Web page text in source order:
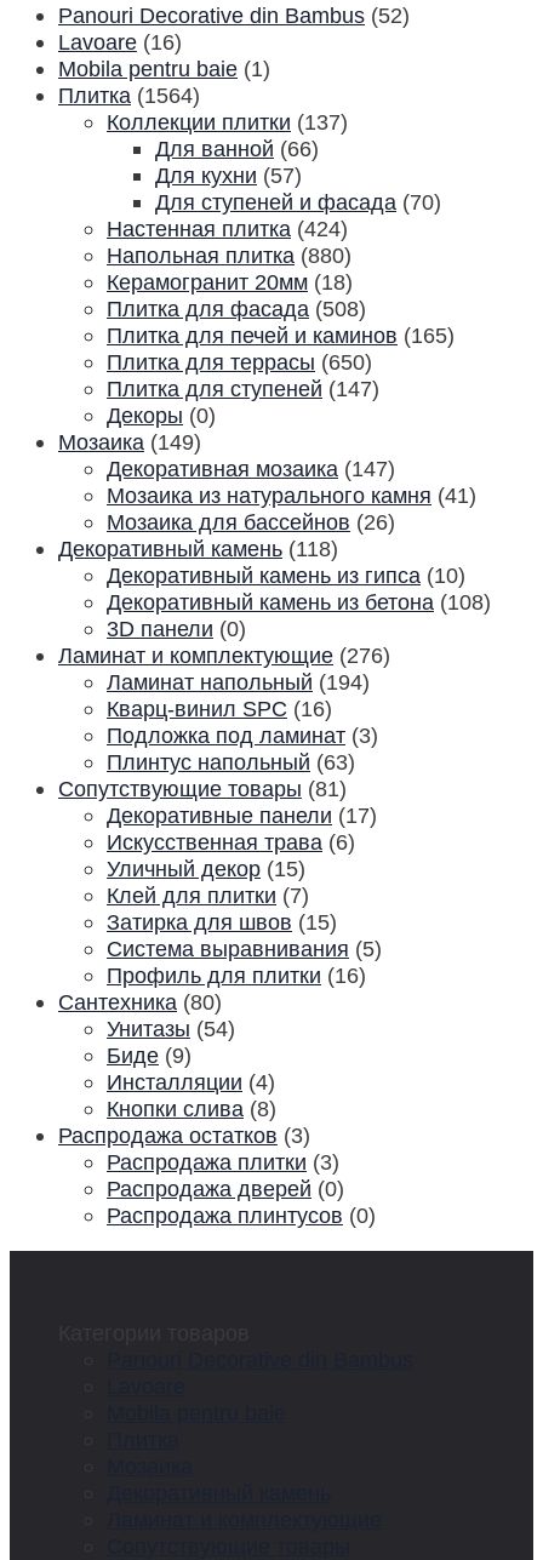
Panouri Decorative din Bambus (52)
Lavoare (16)
Mobila pentru baie (1)
Плитка (1564)
Коллекции плитки (137)
Для ванной (66)
Для кухни (57)
Для ступеней и фасада (70)
Настенная плитка (424)
Напольная плитка (880)
Керамогранит 20мм (18)
Плитка для фасада (508)
Плитка для печей и каминов (165)
Плитка для террасы (650)
Плитка для ступеней (147)
Декоры (0)
Мозаика (149)
Декоративная мозаика (147)
Мозаика из натурального камня (41)
Мозаика для бассейнов (26)
Декоративный камень (118)
Декоративный камень из гипса (10)
Декоративный камень из бетона (108)
3D панели (0)
Ламинат и комплектующие (276)
Ламинат напольный (194)
Кварц-винил SPC (16)
Подложка под ламинат (3)
Плинтус напольный (63)
Сопутствующие товары (81)
Декоративные панели (17)
Искусственная трава (6)
Уличный декор (15)
Клей для плитки (7)
Затирка для швов (15)
Система выравнивания (5)
Профиль для плитки (16)
Сантехника (80)
Унитазы (54)
Биде (9)
Инсталляции (4)
Кнопки слива (8)
Распродажа остатков (3)
Распродажа плитки (3)
Распродажа дверей (0)
Распродажа плинтусов (0)